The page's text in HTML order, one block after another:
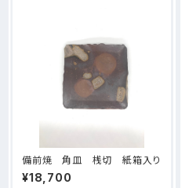
備前焼 角皿 桟切 紙箱入り
¥18,700